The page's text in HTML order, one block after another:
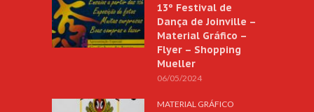
13º Festival de
Dança de Joinville –
Material Gráfico –
Flyer – Shopping
Mueller
06/05/2024
MATERIAL GRÁFICO